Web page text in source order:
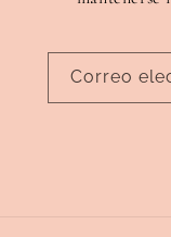
Correo